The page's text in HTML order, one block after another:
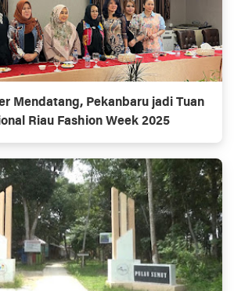
Mendatang, Pekanbaru jadi Tuan
Riau Fashion Week 2025